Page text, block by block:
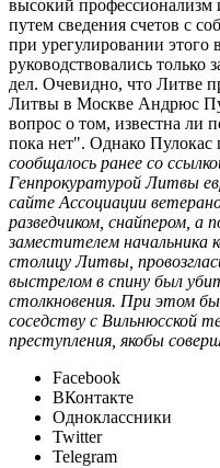
высокий профессионализм
путем сведения счетов с
при урегулировании этого
руководствовались
дел. Очевидно, что Литве
Литвы в Москве Андрюс
вопрос о том, известна ли
пока нет". Однако Пулокас
сообщалось ранее со
Генпрокуратурой Литвы
сайте Ассоциации
разведчиком, снайпером,
заместителем начальника
столицу Литвы,
выстрелом в спину был
столкновения. При этом
соседству с Вильнюсской
преступления, якобы
Facebook
ВКонтакте
Одноклассники
Twitter
Telegram